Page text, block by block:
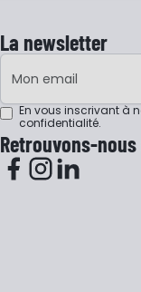
La newsletter
Adresse e-mail
En vous inscrivant à
confidentialité.
Retrouvons-